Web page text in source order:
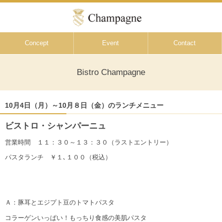
Concept Event Contact
Bistro Champagne
10月4日（月）～10月８日（金）のランチメニュー
ビストロ・シャンパーニュ
営業時間 １１：３０～１３：３０（ラストエントリー）
パスタランチ ￥１､１００（税込）
Ａ：豚耳とエジプト豆のトマトパスタ
コラーゲンいっぱい！もっちり食感の美肌パスタ